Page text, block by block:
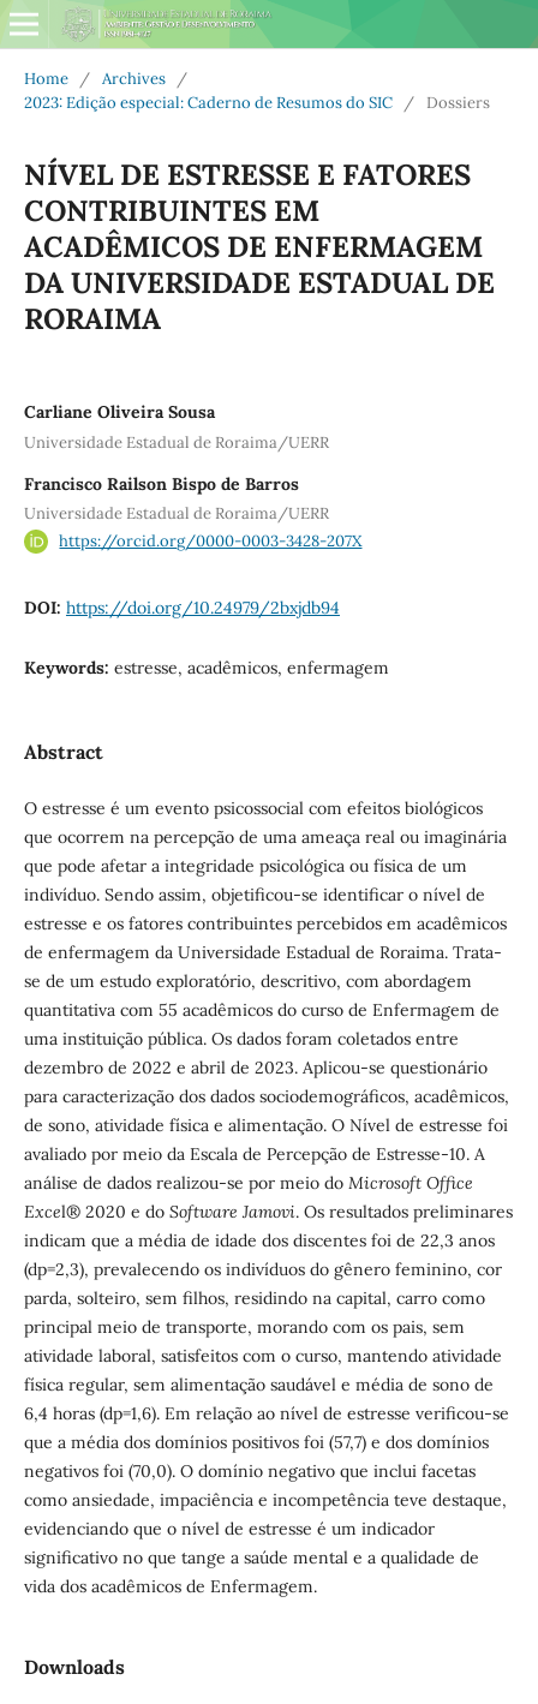
Home / Archives
/
2023: Edição especial: Caderno de Resumos do SIC
/ Dossiers
NÍVEL DE ESTRESSE E FATORES
CONTRIBUINTES EM
ACADÊMICOS DE ENFERMAGEM
DA UNIVERSIDADE ESTADUAL DE
RORAIMA
Carliane Oliveira Sousa
Universidade Estadual de Roraima/UERR
Francisco Railson Bispo de Barros
Universidade Estadual de Roraima/UERR
https://orcid.org/0000-0003-3428-207X
DOI: https://doi.org/10.24979/2bxjdb94
Keywords: estresse, acadêmicos, enfermagem
Abstract
O estresse é um evento psicossocial com efeitos biológicos
que ocorrem na percepção de uma ameaça real ou imaginária
que pode afetar a integridade psicológica ou física de um
indivíduo. Sendo assim, objetificou-se identificar o nível de
estresse e os fatores contribuintes percebidos em acadêmicos
de enfermagem da Universidade Estadual de Roraima. Trata-
se de um estudo exploratório, descritivo, com abordagem
quantitativa com 55 acadêmicos do curso de Enfermagem de
uma instituição pública. Os dados foram coletados entre
dezembro de 2022 e abril de 2023. Aplicou-se questionário
para caracterização dos dados sociodemográficos, acadêmicos,
de sono, atividade física e alimentação. O Nível de estresse foi
avaliado por meio da Escala de Percepção de Estresse-10. A
análise de dados realizou-se por meio do Microsoft Office
Excel® 2020 e do Software Jamovi. Os resultados preliminares
indicam que a média de idade dos discentes foi de 22,3 anos
(dp=2,3), prevalecendo os indivíduos do gênero feminino, cor
parda, solteiro, sem filhos, residindo na capital, carro como
principal meio de transporte, morando com os pais, sem
atividade laboral, satisfeitos com o curso, mantendo atividade
física regular, sem alimentação saudável e média de sono de
6,4 horas (dp=1,6). Em relação ao nível de estresse verificou-se
que a média dos domínios positivos foi (57,7) e dos domínios
negativos foi (70,0). O domínio negativo que inclui facetas
como ansiedade, impaciência e incompetência teve destaque,
evidenciando que o nível de estresse é um indicador
significativo no que tange a saúde mental e a qualidade de
vida dos acadêmicos de Enfermagem.
Downloads